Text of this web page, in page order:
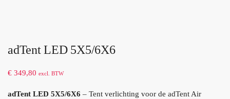
adTent LED 5X5/6X6
€ 349,80 excl. BTW
adTent LED 5X5/6X6 – Tent verlichting voor de adTent Air